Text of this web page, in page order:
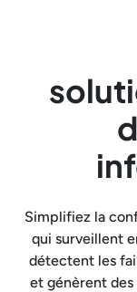
Simplifiez la
qui surveillent
détectent les
et génèrent